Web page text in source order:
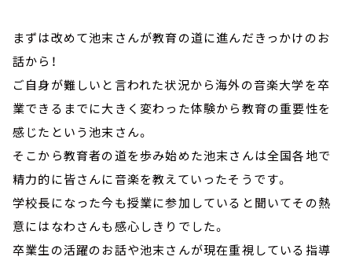
まずは改めて池末さんが教育の道に進んだきっかけのお
話から！
ご自身が難しいと言われた状況から海外の音楽大学を卒
業できるまでに大きく変わった体験から教育の重要性を
感じたという池末さん。
そこから教育者の道を歩み始めた池末さんは全国各地で
精力的に皆さんに音楽を教えていったそうです。
学校長になった今も授業に参加していると聞いてその熱
意にはなわさんも感心しきりでした。
卒業生の活躍のお話や池末さんが現在重視している指導